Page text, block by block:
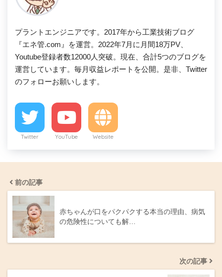
プラントエンジニアです。2017年から工業技術ブログ
『エネ管.com』を運営。2022年7月に月間18万PV、
Youtube登録者数12000人突破。現在、合計5つのブログを
運営しています。毎月収益レポートを公開。是非、Twitter
のフォローお願いします。
Twitter YouTube Website
前の記事
赤ちゃんが口をパクパクする本当の理由、病気
の危険性についても解…
次の記事